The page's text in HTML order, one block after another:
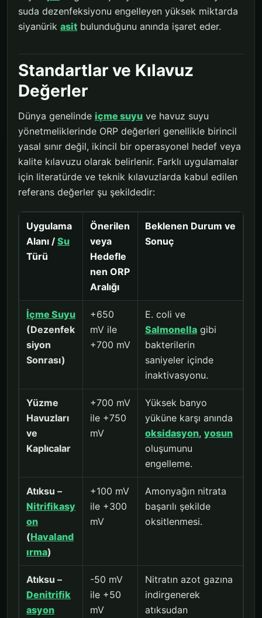
suda dezenfeksiyonu engelleyen yüksek miktarda
siyanürik asit bulunduğunu anında işaret eder.
Standartlar ve Kılavuz
Değerler
Dünya genelinde içme suyu ve havuz suyu
yönetmeliklerinde ORP değerleri genellikle birincil
yasal sınır değil, ikincil bir operasyonel hedef veya
kalite kılavuzu olarak belirlenir. Farklı uygulamalar
için literatürde ve teknik kılavuzlarda kabul edilen
referans değerler şu şekildedir:
Uygulama
Alanı / Su
Türü
Önerilen
veya
Hedefle
nen ORP
Aralığı
Beklenen Durum ve
Sonuç
İçme Suyu
(Dezenfek
siyon
Sonrası)
+650
mV ile
+700 mV
E. coli ve
Salmonella gibi
bakterilerin
saniyeler içinde
inaktivasyonu.
Yüzme
Havuzları
ve
Kaplıcalar
+700 mV
ile +750
mV
Yüksek banyo
yüküne karşı anında
oksidasyon, yosun
oluşumunu
engelleme.
Atıksu –
Nitrifikasy
on
(Havaland
ırma)
+100 mV
ile +300
mV
Amonyağın nitrata
başarılı şekilde
oksitlenmesi.
Atıksu –
Denitrifik
asyon
-50 mV
ile +50
mV
Nitratın azot gazına
indirgenerek
atıksudan